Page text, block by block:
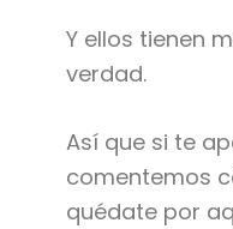
Y ellos tienen
verdad.
Así que si te
comentemos
quédate por